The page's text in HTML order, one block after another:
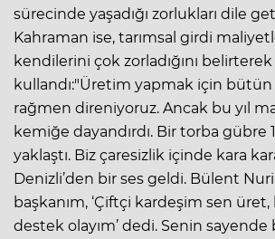
sürecinde yaşadığı zorlukları dile
Kahraman ise, tarımsal girdi
kendilerini çok zorladığını
kullandı:"Üretim yapmak için bütün
rağmen direniyoruz. Ancak bu yıl
kemiğe dayandırdı. Bir torba gübre
yaklaştı. Biz çaresizlik içinde kara
Denizli’den bir ses geldi. Bülent
başkanım, ‘Çiftçi kardeşim sen üret,
destek olayım’ dedi. Senin sayende